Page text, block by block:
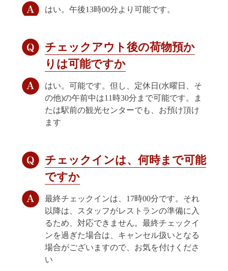
はい。午後13時00分より可能です。
チェックアウト後の荷物預か
りは可能ですか
はい。可能です。但し、定休日(水曜日、そ
の他)の午前中は11時30分まで可能です。ま
たは駅前の観光センターでも、お預け頂け
ます
チェックインは、何時まで可能
ですか
最終チェックインは、17時00分です。それ
以降は、スタッフがレストランの準備に入
るため、対応できません。最終チェックイ
ンを過ぎた場合は、キャンセル扱いとなる
場合がございますので、お気を付けくださ
い